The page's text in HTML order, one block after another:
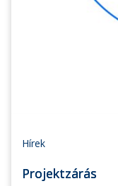
Hírek
Projektzárás